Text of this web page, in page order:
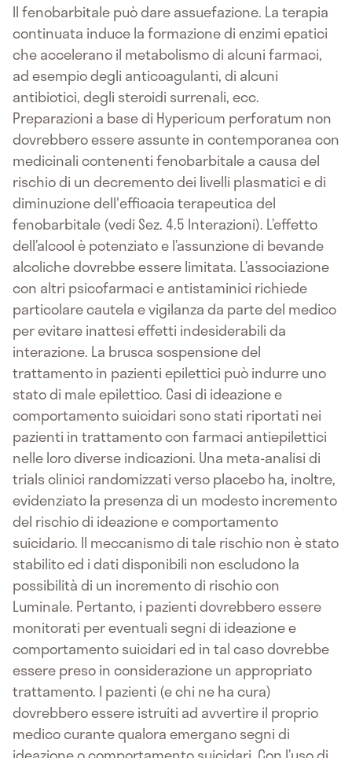
Il fenobarbitale può dare assuefazione. La terapia
continuata induce la formazione di enzimi epatici
che accelerano il metabolismo di alcuni farmaci,
ad esempio degli anticoagulanti, di alcuni
antibiotici, degli steroidi surrenali, ecc.
Preparazioni a base di Hypericum perforatum non
dovrebbero essere assunte in contemporanea con
medicinali contenenti fenobarbitale a causa del
rischio di un decremento dei livelli plasmatici e di
diminuzione dell'efficacia terapeutica del
fenobarbitale (vedi Sez. 4.5 Interazioni). L’effetto
dell’alcool è potenziato e l’assunzione di bevande
alcoliche dovrebbe essere limitata. L’associazione
con altri psicofarmaci e antistaminici richiede
particolare cautela e vigilanza da parte del medico
per evitare inattesi effetti indesiderabili da
interazione. La brusca sospensione del
trattamento in pazienti epilettici può indurre uno
stato di male epilettico. Casi di ideazione e
comportamento suicidari sono stati riportati nei
pazienti in trattamento con farmaci antiepilettici
nelle loro diverse indicazioni. Una meta-analisi di
trials clinici randomizzati verso placebo ha, inoltre,
evidenziato la presenza di un modesto incremento
del rischio di ideazione e comportamento
suicidario. Il meccanismo di tale rischio non è stato
stabilito ed i dati disponibili non escludono la
possibilità di un incremento di rischio con
Luminale. Pertanto, i pazienti dovrebbero essere
monitorati per eventuali segni di ideazione e
comportamento suicidari ed in tal caso dovrebbe
essere preso in considerazione un appropriato
trattamento. I pazienti (e chi ne ha cura)
dovrebbero essere istruiti ad avvertire il proprio
medico curante qualora emergano segni di